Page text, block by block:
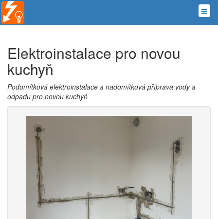
Elektroinstalace pro novou
kuchyň
Podomítková elektroinstalace a nadomítková příprava vody a
odpadu pro novou kuchyň